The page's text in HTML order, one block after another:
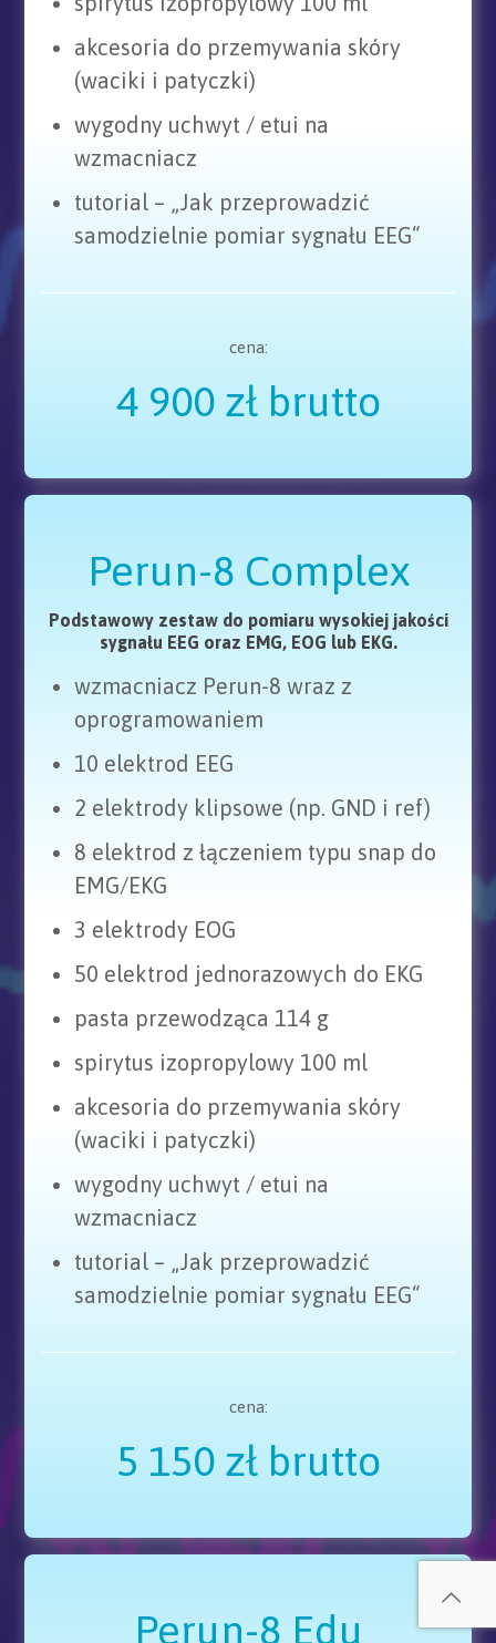
akcesoria do przemywania skóry
(waciki i patyczki)
wygodny uchwyt / etui na
wzmacniacz
tutorial – „Jak przeprowadzić
samodzielnie pomiar sygnału EEG“
cena:
4 900 zł brutto
Perun-8 Complex
Podstawowy zestaw do pomiaru wysokiej jakości
sygnału EEG oraz EMG, EOG lub EKG.
wzmacniacz Perun-8 wraz z
oprogramowaniem
10 elektrod EEG
2 elektrody klipsowe (np. GND i ref)
8 elektrod z łączeniem typu snap do
EMG/EKG
3 elektrody EOG
50 elektrod jednorazowych do EKG
pasta przewodząca 114 g
spirytus izopropylowy 100 ml
akcesoria do przemywania skóry
(waciki i patyczki)
wygodny uchwyt / etui na
wzmacniacz
tutorial – „Jak przeprowadzić
samodzielnie pomiar sygnału EEG“
cena:
5 150 zł brutto
Perun-8 Edu